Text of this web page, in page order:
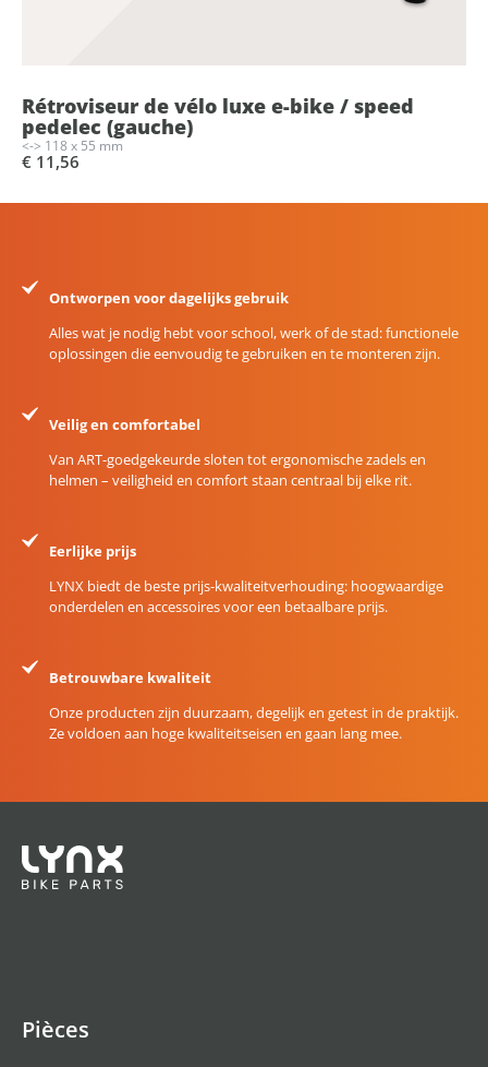
Rétroviseur de vélo luxe e-bike / speed
pedelec (gauche)
<-> 118 x 55 mm
€ 11,56
Ontworpen voor dagelijks gebruik
Alles wat je nodig hebt voor school, werk of de stad: functionele
oplossingen die eenvoudig te gebruiken en te monteren zijn.
Veilig en comfortabel
Van ART-goedgekeurde sloten tot ergonomische zadels en
helmen – veiligheid en comfort staan centraal bij elke rit.
Eerlijke prijs
LYNX biedt de beste prijs-kwaliteitverhouding: hoogwaardige
onderdelen en accessoires voor een betaalbare prijs.
Betrouwbare kwaliteit
Onze producten zijn duurzaam, degelijk en getest in de praktijk.
Ze voldoen aan hoge kwaliteitseisen en gaan lang mee.
Pièces